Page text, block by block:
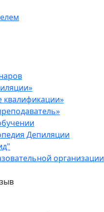
Депиляции
организации